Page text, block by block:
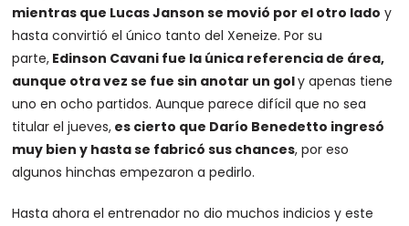
mientras que Lucas Janson se movió por el otro lado y
hasta convirtió el único tanto del Xeneize. Por su
parte, Edinson Cavani fue la única referencia de área,
aunque otra vez se fue sin anotar un goly apenas tiene
uno en ocho partidos. Aunque parece difícil que no sea
titular el jueves, es cierto que Darío Benedetto ingresó
muy bien y hasta se fabricó sus chances, por eso
algunos hinchas empezaron a pedirlo.
Hasta ahora el entrenador no dio muchos indicios y este